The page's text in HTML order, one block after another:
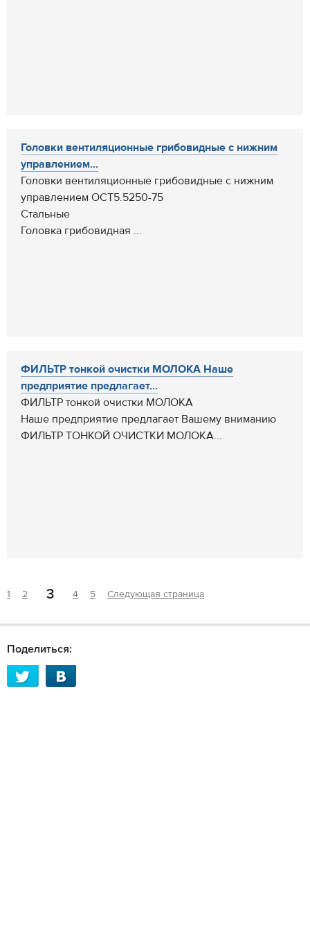
Головки вентиляционные грибовидные c нижним
управлением...
Головки вентиляционные грибовидные c нижним
управлением ОСТ5.5250-75
Стальные
Головка грибовидная ...
ФИЛЬТР тонкой очистки МОЛОКА Наше
предприятие предлагает...
ФИЛЬТР тонкой очистки МОЛОКА
Наше предприятие предлагает Вашему вниманию
ФИЛЬТР ТОНКОЙ ОЧИСТКИ МОЛОКА...
1 2 3 4 5 Следующая страница
Поделиться: